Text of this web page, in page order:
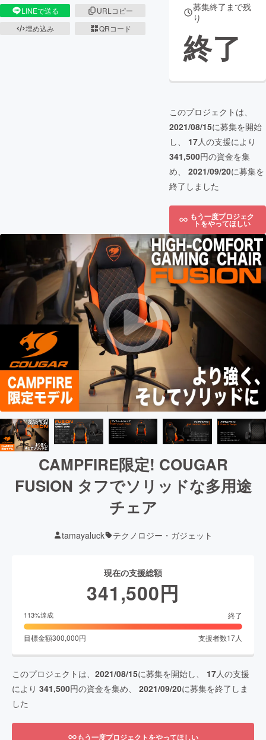
LINEで送る
URLコピー
埋め込み
QRコード
募集終了まで残
り
終了
このプロジェクトは、
2021/08/15に募集を開始
し、 17人の支援により
341,500円の資金を集
め、 2021/09/20に募集を
終了しました
もう一度プロジェク
トをやってほしい
CAMPFIRE限定! COUGAR
FUSION タフでソリッドな多用途
チェア
tamayaluck テクノロジー・ガジェット
現在の支援総額
341,500円
113%達成 終了
目標金額300,000円 支援者数17人
このプロジェクトは、 2021/08/15に募集を開始し、 17人の支援
により 341,500円の資金を集め、 2021/09/20に募集を終了しま
した
もう一度プロジェクトをやってほしい